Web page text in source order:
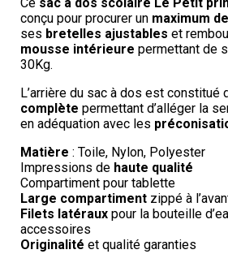
conçu pour procurer un maximum
ses bretelles ajustables et
mousse intérieure permettant de
30Kg.
L’arrière du sac à dos est constitué
complète permettant d’alléger la
en adéquation avec les
Matière : Toile, Nylon, Polyester
Impressions de haute qualité
Compartiment pour tablette
Large compartiment zippé à
Filets latéraux pour la bouteille
accessoires
Originalité et qualité garanties